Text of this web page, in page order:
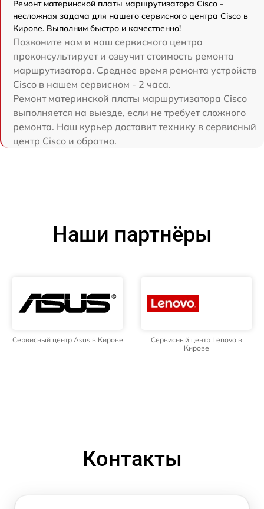
Ремонт материнской платы маршрутизатора Cisco -
несложная задача для нашего сервисного центра Cisco в
Кирове. Выполним быстро и качественно!
Позвоните нам и наш сервисного центра
проконсультирует и озвучит стоимость ремонта
маршрутизатора. Среднее время ремонта устройств
Cisco в нашем сервисном - 2 часа.
Ремонт материнской платы маршрутизатора Cisco
выполняется на выезде, если не требует сложного
ремонта. Наш курьер доставит технику в сервисный
центр Cisco и обратно.
Наши партнёры
Сервисный центр Asus в Кирове
Сервисный центр Lenovo в
Кирове
Контакты